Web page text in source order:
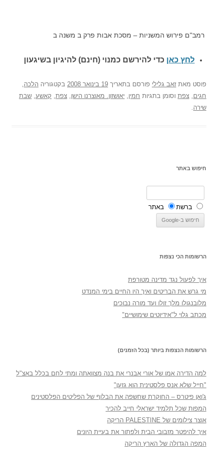
רמב"ם פירוש המשניות – מסכת אבות פרק ב משנה ב
לחץ כאן כדי להירשם כ מנוי (חינם) להיגיון בשיגעון
פוסטמאתזאב גליליפורסם בתאריך19 בינואר 2008 בקטגוריההלכה,
חגים,צפתוסומן בתגיותחמין,יאושזון. מאוצרנו הישן,צפת,קאשע,שבת
שירה.
חיפוש באתר
ברשת באתר
הרשומות הכי נצפות
איך לפעול נגד מדינה מטורפת
מי גרש את הבריטים ואיך היו החיים בימי המנדט
מלובנגולו מלך זולו ועד מורה נבוכים
מכתב גלוי ל"אידיוטים שימושיים"
הרשומות הנצפות ביותר (בכל הזמנים)
למה הדירה אמו של אורי אבנרי את בנה מצוואתה ומתי לחם בכלל באצ"ל
"חייל שלא אנס פלסטינית הוא גזען"
ג'ואן פיטרס – החוקרת שחשפה את הבלוף של הפליטים הפלסטינים
המפות שכל תלמיד ישראלי חייב להכיר
אוצר צילומים של PALESTINE הריקה
איך להיפטר מזבובי הבית ולפתור את בעיית היונים
המפה הגדולה של הארץ הריקה